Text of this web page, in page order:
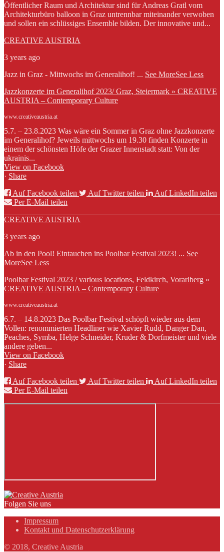
Öffentlicher Raum und Architektur sind für Andreas Gratl vom
Architekturbüro balloon in Graz untrennbar miteinander verwoben
und sollen ein schlüssiges Ensemble bilden. Der innovative und...
CREATIVE AUSTRIA
3 years ago
Jazz in Graz - Mittwochs im Generalihof! ... See MoreSee Less
Jazzkonzerte im Generalihof 2023/ Graz, Steiermark » CREATIVE
AUSTRIA – Contemporary Culture
www.creativeaustria.at
5.7. – 23.8.2023 Was wäre ein Sommer in Graz ohne Jazzkonzerte
im Generalihof? Jeweils mittwochs um 19.30 finden Konzerte in
einem der schönsten Höfe der Grazer Innenstadt statt: Von der
ukrainis...
View on Facebook
· Share
Auf Facebook teilen
Auf Twitter teilen
Auf LinkedIn teilen
Per E-Mail teilen
CREATIVE AUSTRIA
3 years ago
Ab in den Pool! Eintauchen ins Poolbar Festival 2023! ... See
MoreSee Less
Poolbar Festival 2023 / various locations, Feldkirch, Vorarlberg »
CREATIVE AUSTRIA – Contemporary Culture
www.creativeaustria.at
6.7. – 14.8.2023 Das Poolbar Festival schöpft wieder aus dem
Vollen: renommierten Headliner wie Xavier Rudd, Danger Dan,
Peaches, Symba, Helge Schneider, Kruder & Dorfmeister und viele
andere geben...
View on Facebook
· Share
Auf Facebook teilen
Auf Twitter teilen
Auf LinkedIn teilen
Per E-Mail teilen
Folgen Sie uns
Impressum
Kontakt und Datenschutzerklärung
© 2018, Creative Austria